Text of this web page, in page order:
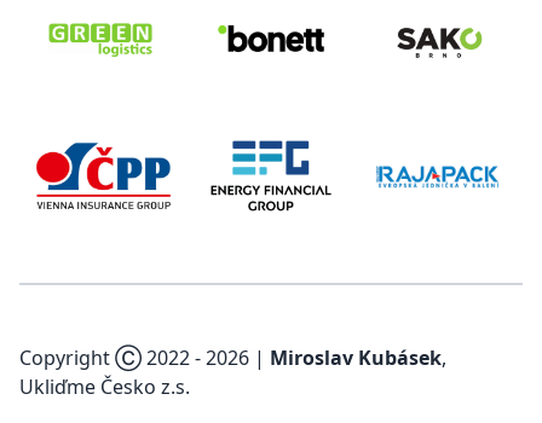
Copyright Ⓒ 2022 -2026 | Miroslav Kubásek,
Ukliďme Česko z.s.